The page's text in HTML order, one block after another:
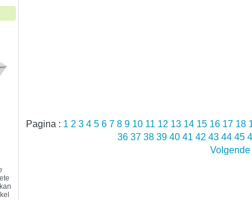
Pagina : 1 2 3 4 5 6 7 8 9 10 11 12 13 14 15 16 17 18
36 37 38 39 40 41 42 43 44 45